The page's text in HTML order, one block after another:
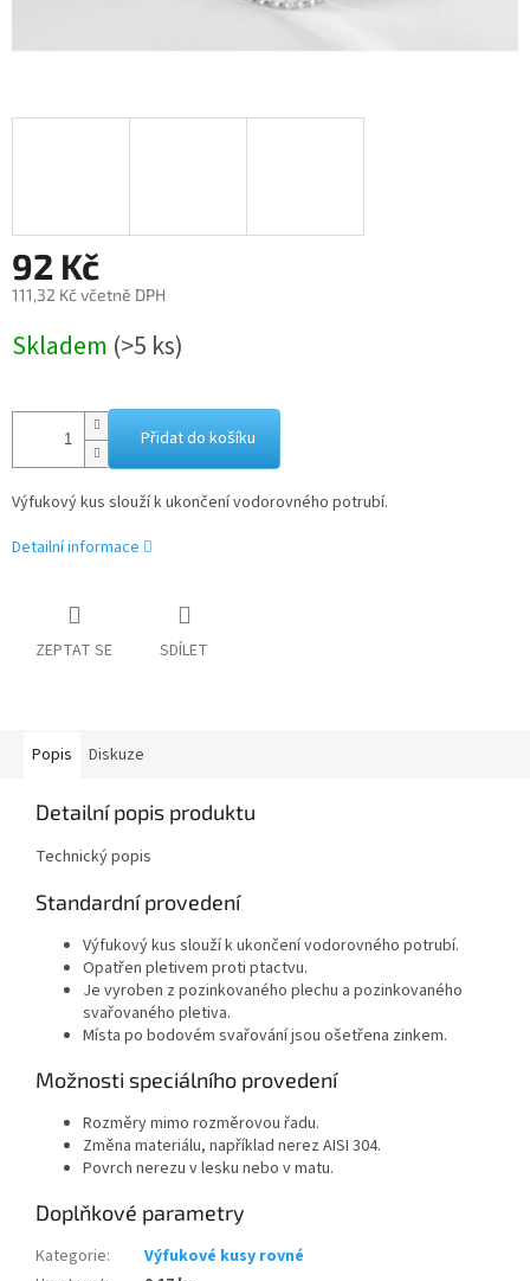
92 Kč
111,32 Kč včetně DPH
cena:
Skladem (>5 ks)
Přidat do košíku
Výfukový kus slouží k ukončení vodorovného potrubí.
Detailní informace
ZEPTAT SE SDÍLET
Popis Diskuze
Detailní popis produktu
Technický popis
Standardní provedení
Výfukový kus slouží k ukončení vodorovného potrubí.
Opatřen pletivem proti ptactvu.
Je vyroben z pozinkovaného plechu a pozinkovaného
svařovaného pletiva.
Místa po bodovém svařování jsou ošetřena zinkem.
Možnosti speciálního provedení
Rozměry mimo rozměrovou řadu.
Změna materiálu, například nerez AISI 304.
Povrch nerezu v lesku nebo v matu.
Doplňkové parametry
Kategorie:
Výfukové kusy rovné